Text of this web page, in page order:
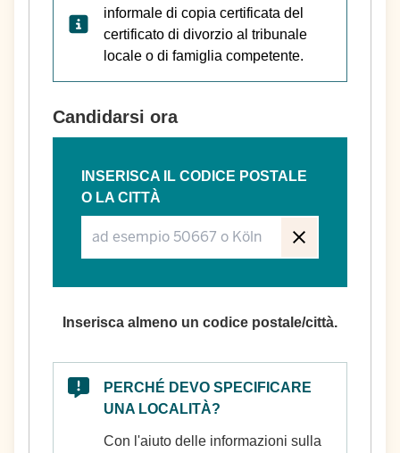
informale di copia certificata del
certificato di divorzio al tribunale
locale o di famiglia competente.
Candidarsi ora
INSERISCA IL CODICE POSTALE
O LA CITTÀ
Inserisca almeno un codice postale/città.
PERCHÉ DEVO SPECIFICARE
UNA LOCALITÀ?
Con l'aiuto delle informazioni sulla